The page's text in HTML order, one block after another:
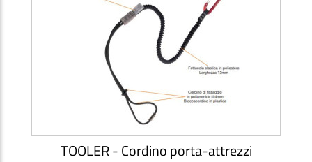
TOOLER - Cordino porta-attrezzi